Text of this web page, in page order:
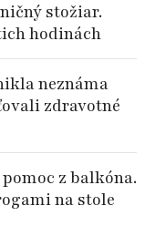
stožiar.
hodinách
neznáma
zdravotné
z balkóna.
na stole